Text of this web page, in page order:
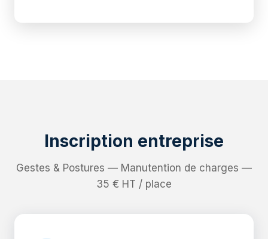
Inscription entreprise
Gestes & Postures — Manutention de charges —
35 € HT / place